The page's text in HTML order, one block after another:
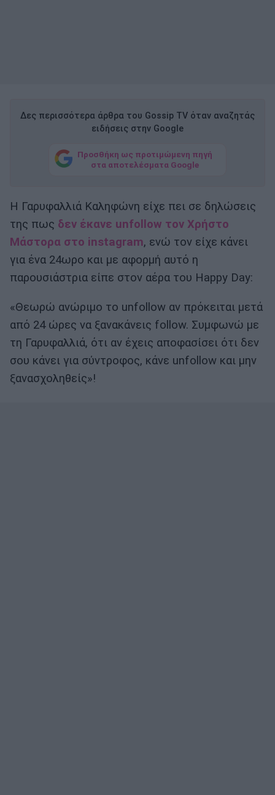
Δες περισσότερα άρθρα του Gossip TV όταν αναζητάς
ειδήσεις στην Google
Προσθήκη ως προτιμώμενη πηγή
στα αποτελέσματα Google
Η Γαρυφαλλιά Καληφώνη είχε πει σε δηλώσεις
της πως δεν έκανε unfollow τον Χρήστο
Μάστορα στο instagram, ενώ τον είχε κάνει
για ένα 24ωρο και με αφορμή αυτό η
παρουσιάστρια είπε στον αέρα του Happy Day:
«Θεωρώ ανώριμο το unfollow αν πρόκειται μετά
από 24 ώρες να ξανακάνεις follow. Συμφωνώ με
τη Γαρυφαλλιά, ότι αν έχεις αποφασίσει ότι δεν
σου κάνει για σύντροφος, κάνε unfollow και μην
ξανασχοληθείς»!